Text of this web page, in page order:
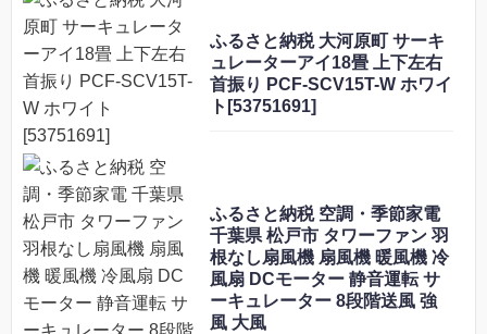
ふるさと納税 大河原町 サーキ
ュレーターアイ18畳 上下左右
首振り PCF-SCV15T-W ホワイ
ト[53751691]
ふるさと納税 空調・季節家電
千葉県 松戸市 タワーファン 羽
根なし扇風機 扇風機 暖風機 冷
風扇 DCモーター 静音運転 サ
ーキュレーター 8段階送風 強
風 大風